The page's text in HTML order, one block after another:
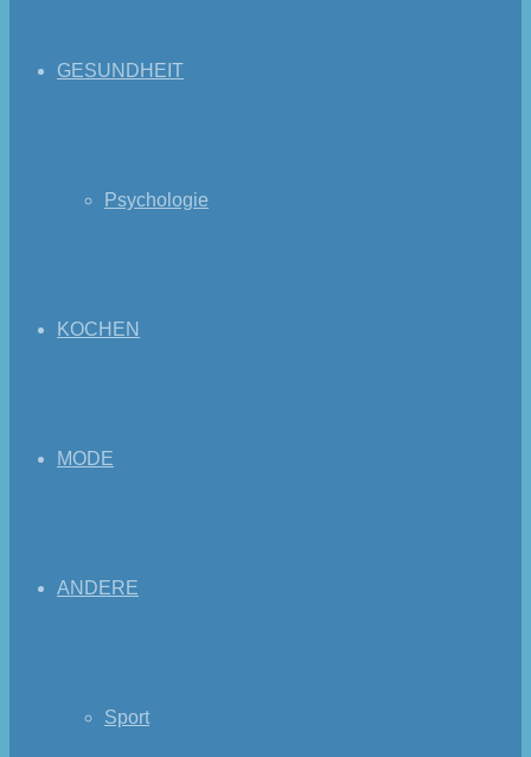
GESUNDHEIT
Psychologie
KOCHEN
MODE
ANDERE
Sport